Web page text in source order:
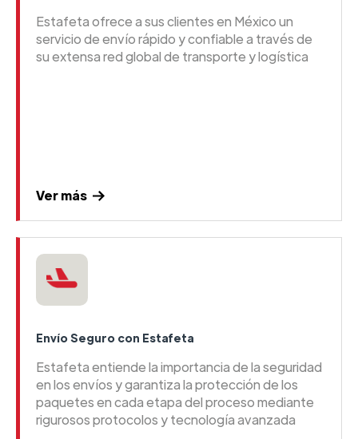
Estafeta ofrece a sus clientes en México un
servicio de envío rápido y confiable a través de
su extensa red global de transporte y logística
Ver más
Envío Seguro con Estafeta
Estafeta entiende la importancia de la seguridad
en los envíos y garantiza la protección de los
paquetes en cada etapa del proceso mediante
rigurosos protocolos y tecnología avanzada